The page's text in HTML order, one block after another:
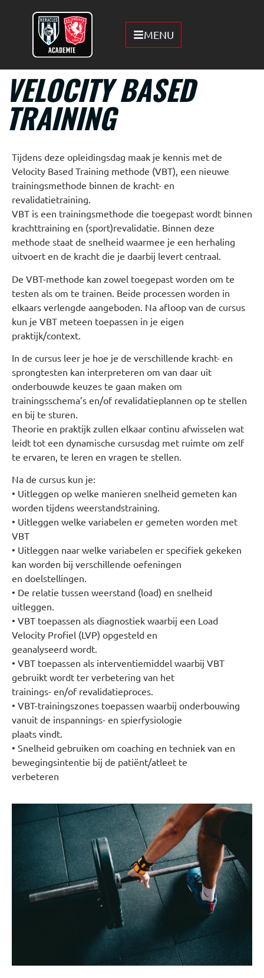
MENU
VELOCITY BASED
TRAINING
Tijdens deze opleidingsdag maak je kennis met de
Velocity Based Training methode (VBT), een nieuwe
trainingsmethode binnen de kracht- en
revalidatietraining.
VBT is een trainingsmethode die toegepast wordt binnen
krachttraining en (sport)revalidatie. Binnen deze
methode staat de snelheid waarmee je een herhaling
uitvoert en de kracht die je daarbij levert centraal.
De VBT-methode kan zowel toegepast worden om te
testen als om te trainen. Beide processen worden in
elkaars verlengde aangeboden. Na afloop van de cursus
kun je VBT meteen toepassen in je eigen
praktijk/context.
In de cursus leer je hoe je de verschillende kracht- en
sprongtesten kan interpreteren om van daar uit
onderbouwde keuzes te gaan maken om
trainingsschema’s en/of revalidatieplannen op te stellen
en bij te sturen.
Theorie en praktijk zullen elkaar continu afwisselen wat
leidt tot een dynamische cursusdag met ruimte om zelf
te ervaren, te leren en vragen te stellen.
Na de cursus kun je:
• Uitleggen op welke manieren snelheid gemeten kan
worden tijdens weerstandstraining.
• Uitleggen welke variabelen er gemeten worden met
VBT
• Uitleggen naar welke variabelen er specifiek gekeken
kan worden bij verschillende oefeningen
en doelstellingen.
• De relatie tussen weerstand (load) en snelheid
uitleggen.
• VBT toepassen als diagnostiek waarbij een Load
Velocity Profiel (LVP) opgesteld en
geanalyseerd wordt.
• VBT toepassen als interventiemiddel waarbij VBT
gebruikt wordt ter verbetering van het
trainings- en/of revalidatieproces.
• VBT-trainingszones toepassen waarbij onderbouwing
vanuit de inspannings- en spierfysiologie
plaats vindt.
• Snelheid gebruiken om coaching en techniek van en
bewegingsintentie bij de patiënt/atleet te
verbeteren